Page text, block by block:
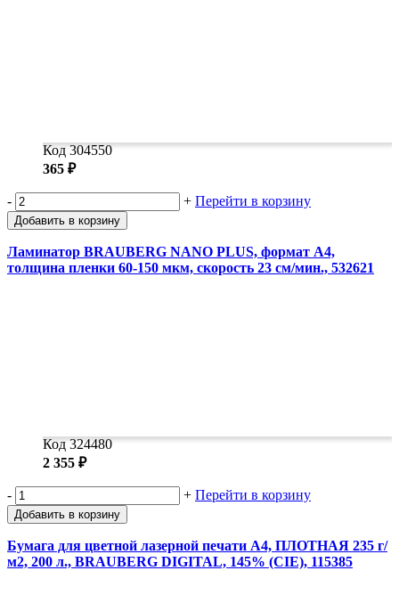
Код 304550
365 ₽
- + Перейти в корзину
Добавить в корзину
Ламинатор BRAUBERG NANO PLUS, формат A4,
толщина пленки 60-150 мкм, скорость 23 см/мин., 532621
Код 324480
2 355 ₽
- + Перейти в корзину
Добавить в корзину
Бумага для цветной лазерной печати А4, ПЛОТНАЯ 235 г/
м2, 200 л., BRAUBERG DIGITAL, 145% (CIE), 115385